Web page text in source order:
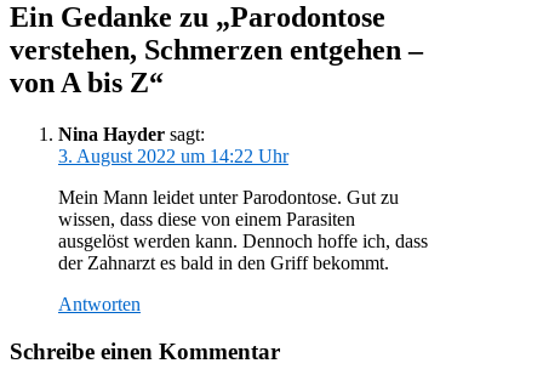
Ein Gedanke zu „Parodontose
verstehen, Schmerzen entgehen –
von A bis Z“
Nina Hayder sagt:
3. August 2022 um 14:22 Uhr
Mein Mann leidet unter Parodontose. Gut zu
wissen, dass diese von einem Parasiten
ausgelöst werden kann. Dennoch hoffe ich, dass
der Zahnarzt es bald in den Griff bekommt.
Antworten
Schreibe einen Kommentar